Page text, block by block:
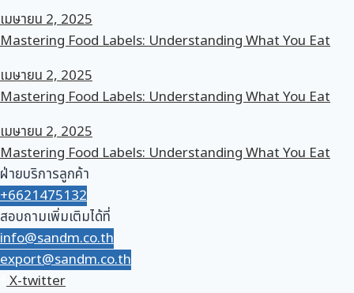
เมษายน 2, 2025
Mastering Food Labels: Understanding What You Eat
เมษายน 2, 2025
Mastering Food Labels: Understanding What You Eat
เมษายน 2, 2025
Mastering Food Labels: Understanding What You Eat
ฝ่ายบริการลูกค้า
+6621475132
สอบถามเพิ่มเติมได้ที่
info@sandm.co.th
export@sandm.co.th
X-twitter